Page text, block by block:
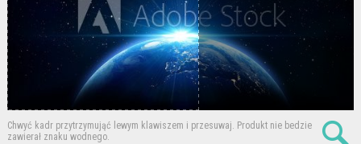
Chwyć kadr przytrzymująć lewym klawiszem i przesuwaj. Produkt nie bedzie
zawierał znaku wodnego.